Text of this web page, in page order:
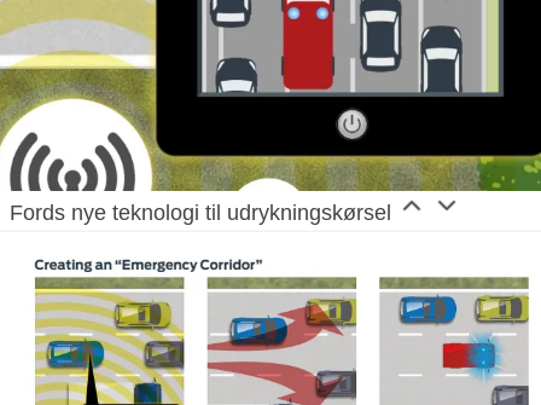
Fords nye teknologi til udrykningskørsel